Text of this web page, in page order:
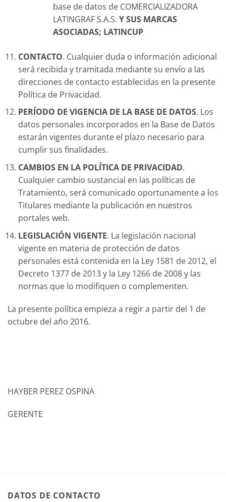
base de datos de COMERCIALIZADORA
LATINGRAF S.A.S. Y SUS MARCAS
ASOCIADAS; LATINCUP
CONTACTO. Cualquier duda o información adicional
será recibida y tramitada mediante su envío a las
direcciones de contacto establecidas en la presente
Política de Privacidad.
PERÍODO DE VIGENCIA DE LA BASE DE DATOS. Los
datos personales incorporados en la Base de Datos
estarán vigentes durante el plazo necesario para
cumplir sus finalidades.
CAMBIOS EN LA POLÍTICA DE PRIVACIDAD.
Cualquier cambio sustancial en las políticas de
Tratamiento, será comunicado oportunamente a los
Titulares mediante la publicación en nuestros
portales web.
LEGISLACIÓN VIGENTE. La legislación nacional
vigente en materia de protección de datos
personales está contenida en la Ley 1581 de 2012, el
Decreto 1377 de 2013 y la Ley 1266 de 2008 y las
normas que lo modifiquen o complementen.
La presente política empieza a regir a partir del 1 de
octubre del año 2016.
HAYBER PEREZ OSPINA
GERENTE
DATOS DE CONTACTO